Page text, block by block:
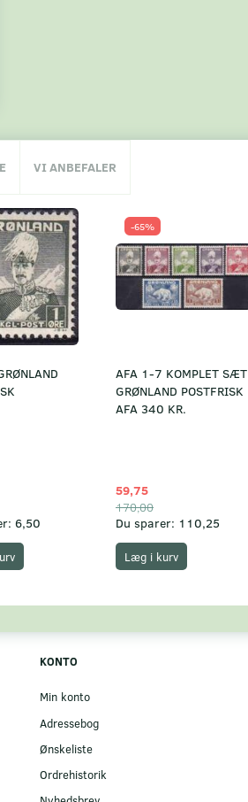
VI ANBEFALER
6,50
-65%
AFA 1-7 KOMPLET SÆT
GRØNLAND POSTFRISK
AFA 340 KR.
59,75
170,00
Du sparer: 110,25
Læg i kurv
KONTO
Min konto
Adressebog
Ønskeliste
Ordrehistorik